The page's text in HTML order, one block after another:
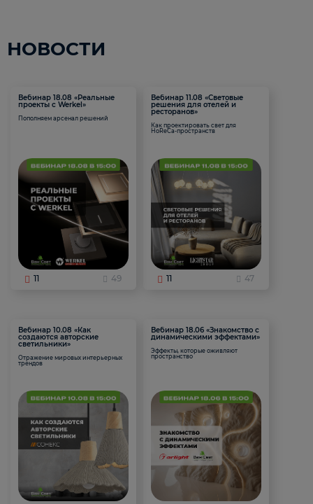
НОВОСТИ
Вебинар 18.08 «Реальные
проекты с Werkel»
Пополняем арсенал решений
11 49
Вебинар 11.08 «Световые
решения для отелей и
ресторанов»
Как проектировать свет для
HoReCa-пространств
11 47
Вебинар 10.08 «Как
создаются авторские
светильники»
Отражение мировых интерьерных
трендов
Вебинар 18.06 «Знакомство с
динамическими эффектами»
Эффекты, которые оживляют
пространство